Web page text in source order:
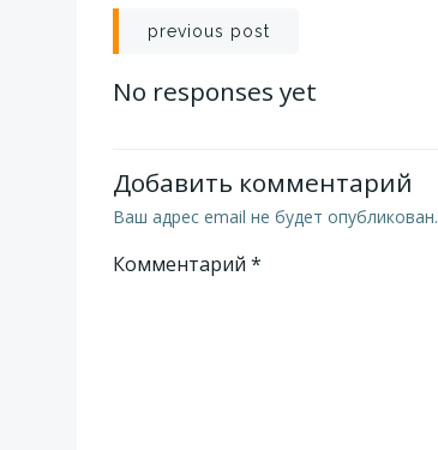
Навигация
по
previous post
No responses yet
Добавить комментарий
Ваш адрес email не будет опубликован.
Комментарий *